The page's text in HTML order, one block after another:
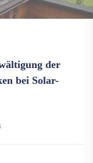
der
bei Solar-